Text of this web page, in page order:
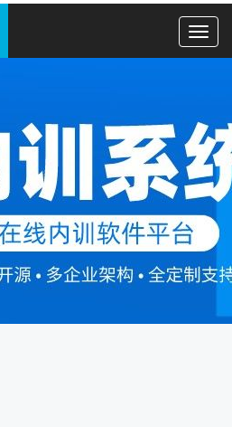
件开发
内训软件开发